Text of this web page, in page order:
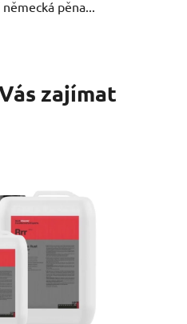
pěna...
zajímat